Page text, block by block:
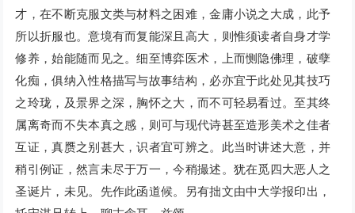
才，在不断克服文类与材料之困难，金庸小说之大成，此予
所以折服也。意境有而复能深且高大，则惟须读者自身才学
修养，始能随而见之。细至博弈医术，上而恻隐佛理，破孽
化痴，俱纳入性格描写与故事结构，必亦宜于此处见其技巧
之玲珑，及景界之深，胸怀之大，而不可轻易看过。至其终
属离奇而不失本真之感，则可与现代诗甚至造形美术之佳者
互证，真赝之别甚大，识者宜可辨之。此当时讲述大意，并
稍引例证，然言未尽于万一，今稍撮述。犹在觅四大恶人之
圣诞片，未见。先作此函道候。另有拙文由中大学报印出，